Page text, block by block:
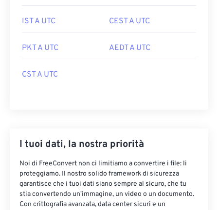
IST A UTC CEST A UTC
PKT A UTC AEDT A UTC
CST A UTC
I tuoi dati, la nostra priorità
Noi di FreeConvert non ci limitiamo a convertire i file: li
proteggiamo. Il nostro solido framework di sicurezza
garantisce che i tuoi dati siano sempre al sicuro, che tu
stia convertendo un'immagine, un video o un documento.
Con crittografia avanzata, data center sicuri e un